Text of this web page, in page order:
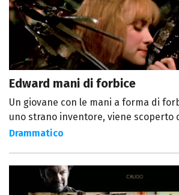
Edward mani di forbice
Un giovane con le mani a forma di
uno strano inventore, viene scoperto
Drammatico